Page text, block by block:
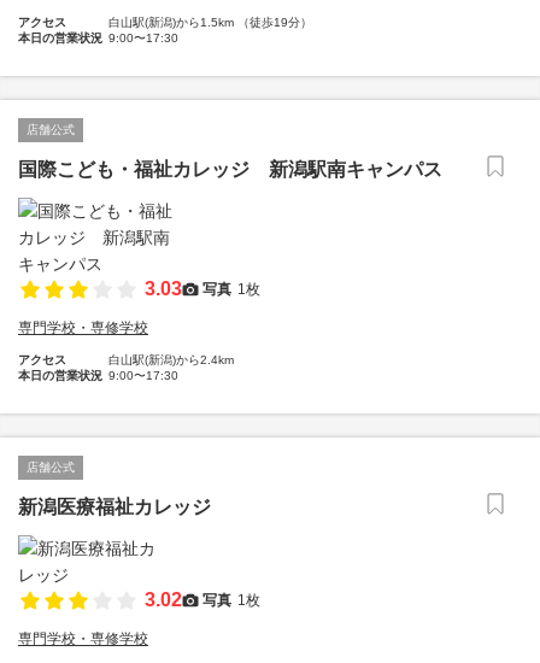
アクセス
白山駅(新潟)から1.5km （徒歩19分）
本日の営業状況 9:00〜17:30
店舗公式
国際こども・福祉カレッジ 新潟駅南キャンパス
3.03 写真 1枚
専門学校・専修学校
アクセス
白山駅(新潟)から2.4km
本日の営業状況 9:00〜17:30
店舗公式
新潟医療福祉カレッジ
3.02 写真 1枚
専門学校・専修学校